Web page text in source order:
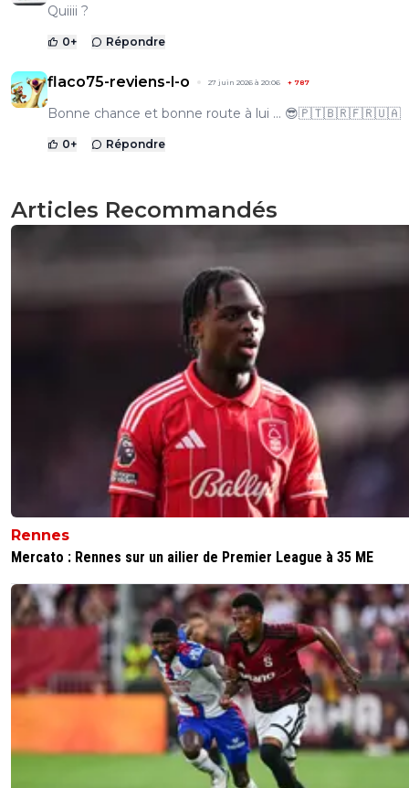
Quiiii ?
0+ Répondre
flaco75-reviens-l-o 27 juin 2026 à 20:06 + 787
Bonne chance et bonne route à lui … 😎🇵🇹🇧🇷🇫🇷🇺🇦
0+ Répondre
Articles Recommandés
Rennes
Mercato : Rennes sur un ailier de Premier League à 35 ME